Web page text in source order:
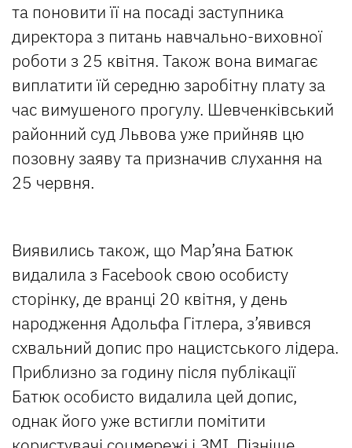
та поновити її на посаді заступника
директора з питань навчально-виховної
роботи з 25 квітня. Також вона вимагає
виплатити їй середню заробітну плату за
час вимушеного прогулу. Шевченківський
районний суд Львова уже прийняв цю
позовну заяву та призначив слухання на
25 червня.
Виявились також, що Мар’яна Батюк
видалила з Facebook свою особисту
сторінку, де вранці 20 квітня, у день
народження Адольфа Гітлера, з’явився
схвальний допис про нацистського лідера.
Приблизно за годину після публікації
Батюк особисто видалила цей допис,
однак його уже встигли помітити